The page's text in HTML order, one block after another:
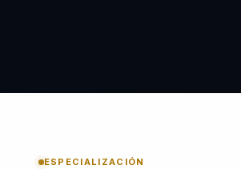
ESPECIALIZACIÓN